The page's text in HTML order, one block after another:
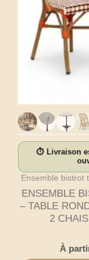
⏱ Livraison
Ensemble bistrot
ENSEMBLE
– TABLE
2
À